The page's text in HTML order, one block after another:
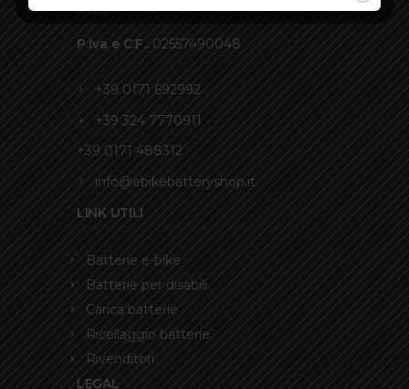
Italia
P.Iva e C.F.: 02557490048
+39 0171 692992
+39 324 7770911
+39 0171 488312
info@ebikebatteryshop.it
LINK UTILI
Batterie e-bike
Batterie per disabili
Carica batterie
Ricellaggio batterie
Rivenditori
LEGAL